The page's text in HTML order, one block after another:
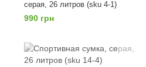
серая, 26 литров (sku 4-1)
990 грн